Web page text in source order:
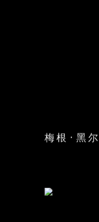
梅根·黑